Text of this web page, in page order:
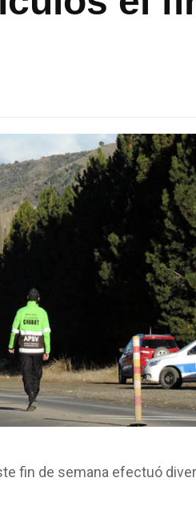
fin de semana efectuó